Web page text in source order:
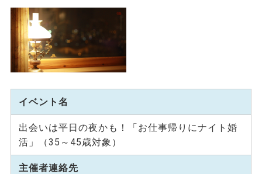
イベント名
出会いは平日の夜かも！「お仕事帰りにナイト婚
活」（35～45歳対象）
主催者連絡先